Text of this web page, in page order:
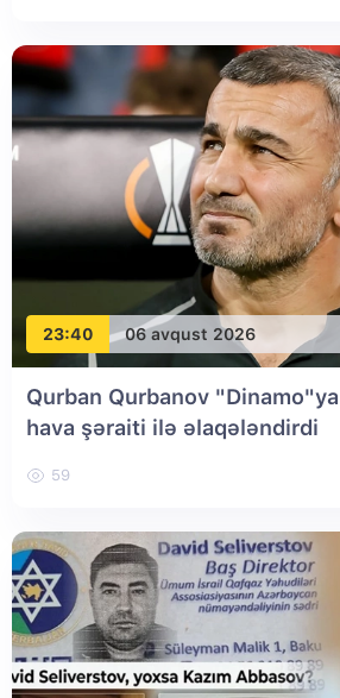
23:40 06 avqust 2026
Qurban Qurbanov
hava şəraiti ilə əlaqələndirdi
59